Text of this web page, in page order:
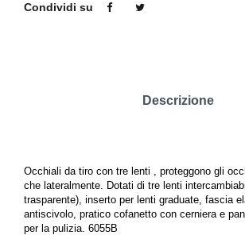
Condividi su
Descrizione
Occhiali da tiro con tre lenti , proteggono gli
che lateralmente. Dotati di tre lenti
trasparente), inserto per lenti graduate, fascia
antiscivolo, pratico cofanetto con cernierae
per la pulizia. 6055B